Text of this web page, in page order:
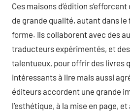
Ces maisons d’édition
de grande qualité, autant dans le
forme. Ils collaborent avec des
traducteurs expérimentés, et
talentueux, pour offrir des livres
intéressants à lire mais aussi
éditeurs accordent une grande
l’esthétique, à la mise en page,